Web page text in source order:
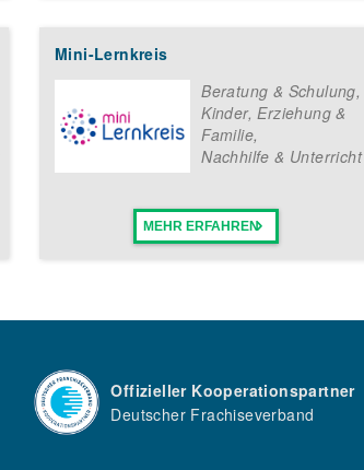
Mini-Lernkreis
Beratung & Schulung,
Kinder, Erziehung &
Familie,
Nachhilfe & Unterricht
MEHR ERFAHREN
Offizieller Kooperationspartner
Deutscher Frachiseverband